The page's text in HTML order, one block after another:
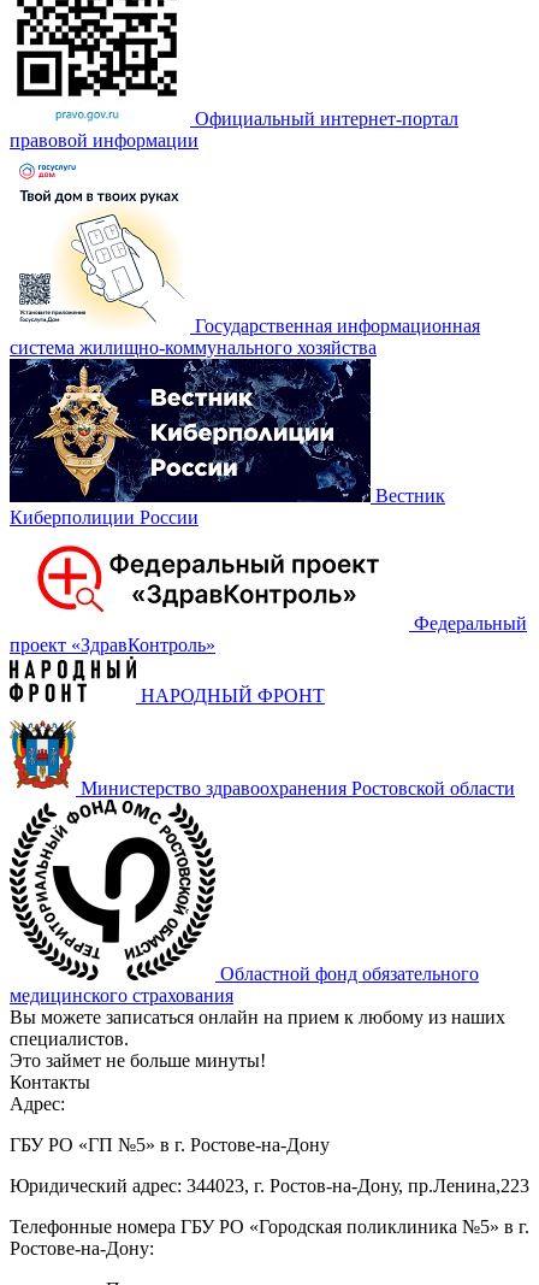
Официальный интернет-портал
правовой информации
Государственная информационная
система жилищно-коммунального хозяйства
Вестник
Киберполиции России
Федеральный
проект «‎ЗдравКонтроль»
НАРОДНЫЙ ФРОНТ
Министерство здравоохранения Ростовской области
Областной фонд обязательного
медицинского страхования
Вы можете записаться онлайн на прием к любому из наших
специалистов.
Это займет не больше минуты!
Контакты
Адрес:
ГБУ РО «ГП №5» в г. Ростове-на-Дону
Юридический адрес: 344023, г. Ростов-на-Дону, пр.Ленина,223
Телефонные номера ГБУ РО «Городская поликлиника №5» в г.
Ростове-на-Дону: